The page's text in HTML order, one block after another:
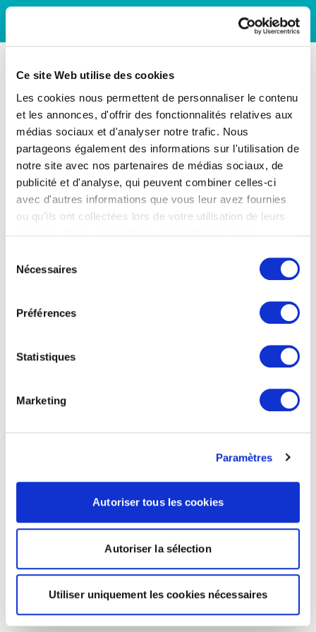
Ce site Web utilise des cookies
Les cookies nous permettent de personnaliser le contenu
et les annonces, d'offrir des fonctionnalités relatives aux
médias sociaux et d'analyser notre trafic. Nous
partageons également des informations sur l'utilisation de
notre site avec nos partenaires de médias sociaux, de
publicité et d'analyse, qui peuvent combiner celles-ci
avec d'autres informations que vous leur avez fournies
ou qu'ils ont collectées lors de votre utilisation de leurs
Nécessaires
Préférences
Statistiques
Marketing
Paramètres
Autoriser tous les cookies
Autoriser la sélection
Utiliser uniquement les cookies nécessaires